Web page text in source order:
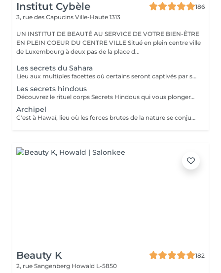
Institut Cybèle
186
3, rue des Capucins Ville-Haute 1313
UN INSTITUT DE BEAUTÉ AU SERVICE DE VOTRE BIEN-ÊTRE
EN PLEIN COEUR DU CENTRE VILLE Situé en plein centre ville
de Luxembourg à deux pas de la place d...
Les secrets du Sahara
Lieu aux multiples facettes où certains seront captivés par son aspect mystique, où d'autres se laisseront charmer par son esprit reposant et calmant, mais où tous s'accorderont à dire qu'il représente l'immensité, les Secrets du Sahara vous embarque dans le plus grand désert du monde, lors d'un soin du corps aux senteurs orientales. 1heure = Le rituel démarrera par un gommage au sable noir, du corps, aux effluves boisées d'encens, de feuilles de verveine séchées et citron vert. Votre corps débarrassé de toutes cellules mortes sera ensuite, délicatement enduit par le beurre des délices fondant. Il s'en suivra un massage à l'huile chaude où les notes ambrées et vanillées se diffuseront dans la cabine de soin, et qui procurera détente, relaxation et apaisement, bercé par des sons orientaux et les mélodies d'ouds. 1h30 = Gommage au sable noir + enveloppement à l'argile (ghassoul) + massage aux huiles chaudes EvadéSens est une marque française de cosmétique professionnelle, fabriquée en Alsace, qui mise sur des ingrédients naturels et précieux venant du monde entier. Chaque soin est conçu comme un voyage sensoriel, avec des textures gourmandes et des parfums délicats. La marque privilégie des formules propres, sans ingrédients controversés, et travaille dans une démarche responsable. Résultat : des soins efficaces, authentiques et très agréables à utiliser.
Les secrets hindous
Découvrez le rituel corps Secrets Hindous qui vous plongera au cur des mystères de beauté de ce pays riche en symboles, traditions et en ressources issues de la nature qu'est l'Inde. L'aventure débutera par un gommage hindou aux effluves sucrés d'amande et de pistache. Il s'en suivra un enveloppement traditionnel du corps au curcuma et santal qui rendra un éclat à votre peau et la laissera douce comme de la soie, puis massage revitalisant qui stimulent les muscles à l'huile de sésame parfumé naturellement de rose, jasmin et cardamome. Le Vajra et la cloche, traditions millénaires et soin sonore, viendront délicatement résonner dans la cabine de soin et aideront également à un rééquilibrage des chakras pour une plénitude, un relâchement et une détente totale. EvadéSens est une marque française de cosmétique professionnelle, fabriquée en Alsace, qui mise sur des ingrédients naturels et précieux venant du monde entier. Chaque soin est conçu comme un voyage sensoriel, avec des textures gourmandes et des parfums délicats. La marque privilégie des formules propres, sans ingrédients controversés, et travaille dans une démarche responsable. Résultat : des soins efficaces, authentiques et très agréables à utiliser.
Archipel
C'est à Hawaï, lieu où les forces brutes de la nature se conjuguent pour former le plus beau des décors, que vous transporte ce voyage magique. Embarquez pour les plages paradisiaques de sable blanc avec : - un gommage à la goyave - un enveloppement d'une gelée ananas coco frangipanier passion - un massage lomi lomi au monoï EvadéSens est une marque française de cosmétique professionnelle, fabriquée en Alsace, qui mise sur des ingrédients naturels et précieux venant du monde entier. Chaque soin est conçu comme un voyage sensoriel, avec des textures gourmandes et des parfums délicats. La marque privilégie des formules propres, sans ingrédients controversés, et travaille dans une démarche responsable.
Beauty K
182
2, rue Sangenberg Howald L-5850